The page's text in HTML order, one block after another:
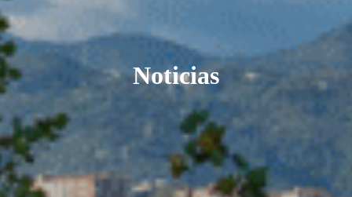
Noticias